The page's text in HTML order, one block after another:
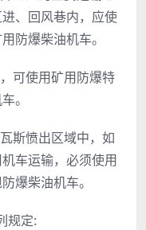
、回风巷内，应使
防爆柴油机车。
可使用矿用防爆特
。
斯愤出区域中，如
车运输，必须使用
爆柴油机车。
规定: